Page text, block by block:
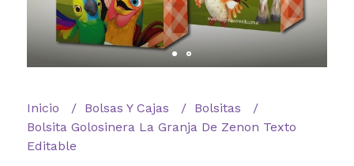
Inicio Bolsas Y Cajas
Bolsitas
Bolsita Golosinera La Granja De Zenon Texto
Editable